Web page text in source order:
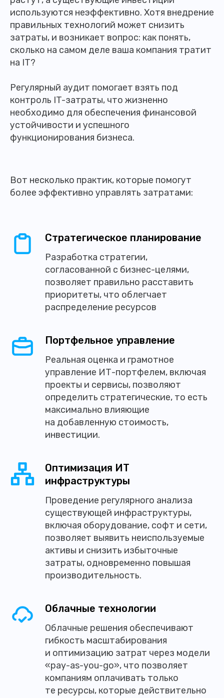
используются неэффективно. Хотя внедрение
правильных технологий может снизить
затраты, и возникает вопрос: как понять,
сколько на самом деле ваша компания тратит
на IT?
Регулярный аудит помогает взять под
контроль IT-затраты, что жизненно
необходимо для обеспечения финансовой
устойчивости и успешного
функционирования бизнеса.
Вот несколько практик, которые помогут
более эффективно управлять затратами:
Стратегическое планирование
Разработка стратегии,
согласованной с бизнес-целями,
позволяет правильно расставить
приоритеты, что облегчает
распределение ресурсов
Портфельное управление
Реальная оценка и грамотное
управление ИТ-портфелем, включая
проекты и сервисы, позволяют
определить стратегические, то есть
максимально влияющие
на добавленную стоимость,
инвестиции.
Оптимизация ИТ
инфраструктуры
Проведение регулярного анализа
существующей инфраструктуры,
включая оборудование, софт и сети,
позволяет выявить неиспользуемые
активы и снизить избыточные
затраты, одновременно повышая
производительность.
Облачные технологии
Облачные решения обеспечивают
гибкость масштабирования
и оптимизацию затрат через модели
«pay-as-you-go», что позволяет
компаниям оплачивать только
те ресурсы, которые действительно